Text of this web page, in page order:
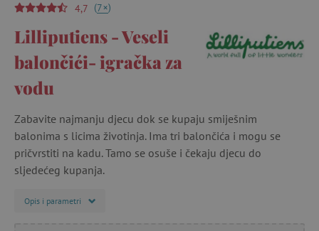
4,7 (7+)
Lilliputiens - Veseli
balončići- igračka za
vodu
Zabavite najmanju djecu dok se kupaju smiješnim
balonima s licima životinja. Ima tri balončića i mogu se
pričvrstiti na kadu. Tamo se osuše i čekaju djecu do
sljedećeg kupanja.
Opis i parametri